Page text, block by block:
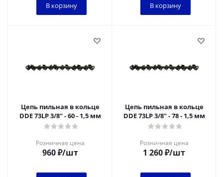
В корзину В корзину
Цепь пильная в кольце
DDE 73LP 3/8" - 60 - 1,5 мм
Розничная цена
960₽/шт
Цепь пильная в кольце
DDE 73LP 3/8" - 78 - 1,5 мм
Розничная цена
1 260₽/шт